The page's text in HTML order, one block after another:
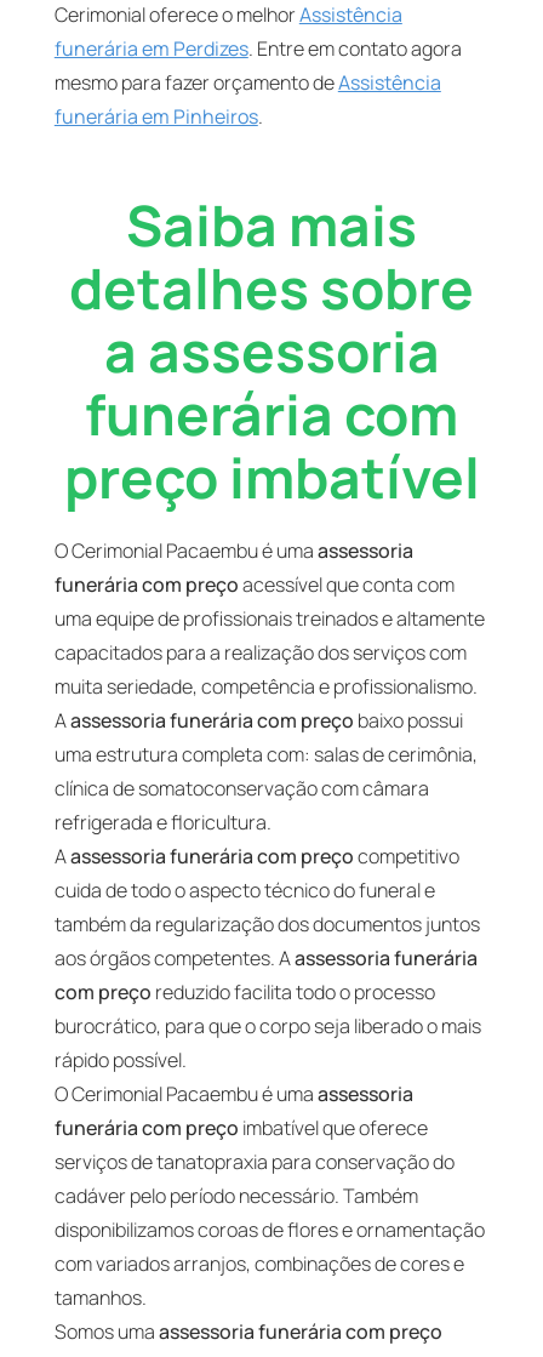
Cerimonial oferece o melhorAssistência
funerária em Perdizes. Entre em contato agora
mesmo para fazer orçamento deAssistência
funerária em Pinheiros.
Saiba mais
detalhes sobre
a assessoria
funerária com
preço imbatível
O Cerimonial Pacaembu é umaassessoria
funerária com preçoacessível que conta com
uma equipe de profissionais treinados e altamente
capacitados para a realização dos serviços com
muita seriedade, competência e profissionalismo.
Aassessoria funerária com preço baixo possui
uma estrutura completa com: salas de cerimônia,
clínica de somatoconservação com câmara
refrigerada e floricultura.
Aassessoria funerária com preçocompetitivo
cuida de todo o aspecto técnico do funeral e
também da regularização dos documentos juntos
aos órgãos competentes. Aassessoria funerária
com preço reduzido facilita todo o processo
burocrático, para que o corpo seja liberado o mais
rápido possível.
O Cerimonial Pacaembu é umaassessoria
funerária com preço imbatível que oferece
serviços de tanatopraxia para conservação do
cadáver pelo período necessário. Também
disponibilizamos coroas de flores e ornamentação
com variados arranjos, combinações de cores e
tamanhos.
Somos umaassessoria funerária com preço